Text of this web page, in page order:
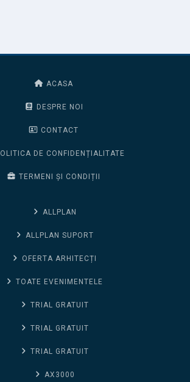
ACASA
DESPRE NOI
CONTACT
DE CONFIDENȚIALITATE
TERMENI ȘI CONDIȚII
ALLPLAN
ALLPLAN SUPORT
OFERTA ARHITECȚI
TOATE EVENIMENTELE
TRIAL GRATUIT
TRIAL GRATUIT
TRIAL GRATUIT
AX3000